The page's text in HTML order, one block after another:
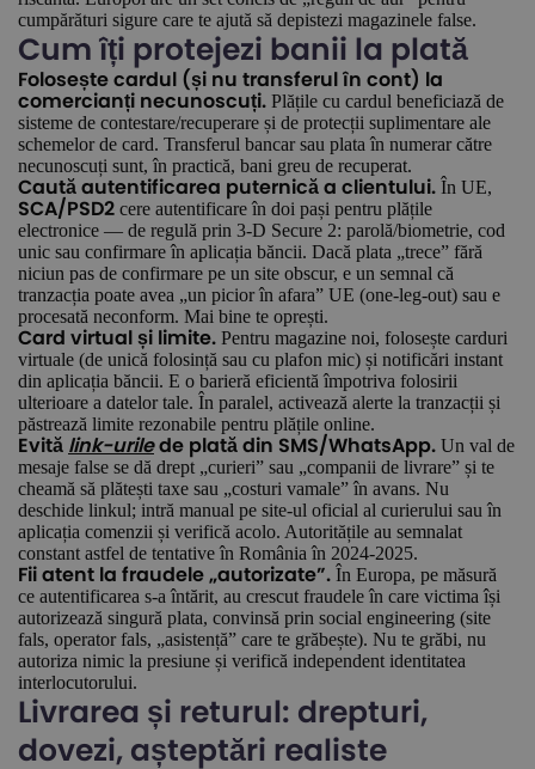
cumpărături sigure care te ajută să depistezi magazinele false.
Cum îți protejezi banii la plată
Folosește cardul (și nu transferul în cont) la
comercianți necunoscuți. Plățile cu cardul beneficiază de
sisteme de contestare/recuperare și de protecții suplimentare ale
schemelor de card. Transferul bancar sau plata în numerar către
necunoscuți sunt, în practică, bani greu de recuperat.
Caută autentificarea puternică a clientului. În UE,
SCA/PSD2 cere autentificare în doi pași pentru plățile
electronice — de regulă prin 3-D Secure 2: parolă/biometrie, cod
unic sau confirmare în aplicația băncii. Dacă plata „trece” fără
niciun pas de confirmare pe un site obscur, e un semnal că
tranzacția poate avea „un picior în afara” UE (one-leg-out) sau e
procesată neconform. Mai bine te oprești.
Card virtual și limite. Pentru magazine noi, folosește carduri
virtuale (de unică folosință sau cu plafon mic) și notificări instant
din aplicația băncii. E o barieră eficientă împotriva folosirii
ulterioare a datelor tale. În paralel, activează alerte la tranzacții și
păstrează limite rezonabile pentru plățile online.
Evită link-urilede plată din SMS/WhatsApp. Un val de
mesaje false se dă drept „curieri” sau „companii de livrare” și te
cheamă să plătești taxe sau „costuri vamale” în avans. Nu
deschide linkul; intră manual pe site-ul oficial al curierului sau în
aplicația comenzii și verifică acolo. Autoritățile au semnalat
constant astfel de tentative în România în 2024-2025.
Fii atent la fraudele „autorizate”. În Europa, pe măsură
ce autentificarea s-a întărit, au crescut fraudele în care victima își
autorizează singură plata, convinsă prin social engineering (site
fals, operator fals, „asistență” care te grăbește). Nu te grăbi, nu
autoriza nimic la presiune și verifică independent identitatea
interlocutorului.
Livrarea și returul: drepturi,
dovezi, așteptări realiste